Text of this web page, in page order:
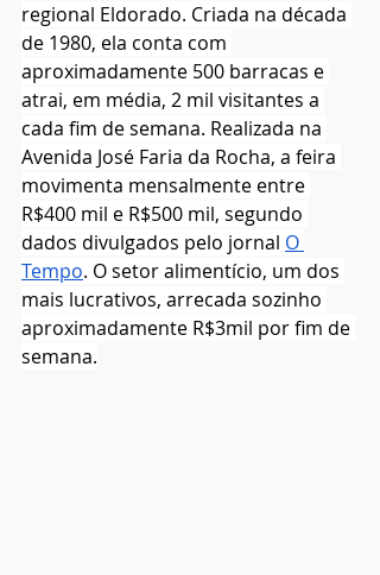
regional Eldorado. Criada na década
de 1980, ela conta com
aproximadamente 500 barracas e
atrai, em média, 2 mil visitantes a
cada fim de semana. Realizada na
Avenida José Faria da Rocha, a feira
movimenta mensalmente entre
R$400 mil e R$500 mil, segundo
dados divulgados pelo jornal O
Tempo. O setor alimentício, um dos
mais lucrativos, arrecada sozinho
aproximadamente R$3mil por fim de
semana.